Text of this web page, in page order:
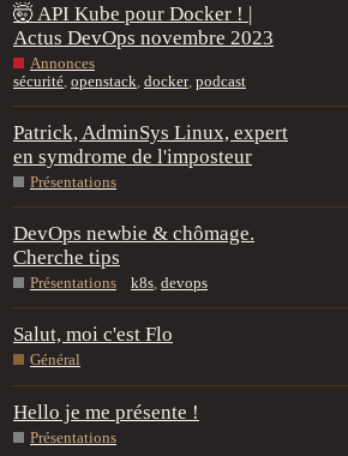
🤯 API Kube pour Docker ! |
Actus DevOps novembre 2023
Annonces
sécurité, openstack, docker, podcast
Patrick, AdminSys Linux, expert
en symdrome de l'imposteur
Présentations
DevOps newbie & chômage.
Cherche tips
Présentations k8s, devops
Salut, moi c'est Flo
Général
Hello je me présente !
Présentations